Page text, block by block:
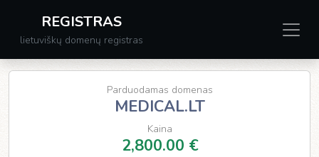
REGISTRAS
lietuviškų domenų registras
Parduodamas domenas
MEDICAL.LT
Kaina
2,800.00 €